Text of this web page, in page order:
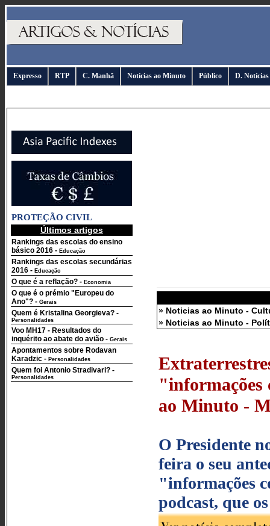
Expresso RTP C. Manhã Notícias ao Minuto Público D. Notícias
PROTEÇÃO CIVIL
Últimos artigos
Rankings das escolas do ensino
básico 2016 - Educação
Rankings das escolas secundárias
2016 - Educação
O que é a reflação? - Economia
O que é o prémio "Europeu do
Ano"? - Gerais
Quem é Kristalina Georgieva? -
Personalidades
Voo MH17 - Resultados do
inquérito ao abate do avião - Gerais
Apontamentos sobre Rodavan
Karadzic - Personalidades
Quem foi Antonio Stradivari? -
Personalidades
» Noticias ao Minuto -
» Noticias ao Minuto -
"informações
ao Minuto -
O Presidente
feira o seu
"informações
podcast, que